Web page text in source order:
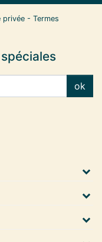
privée - Termes
ok